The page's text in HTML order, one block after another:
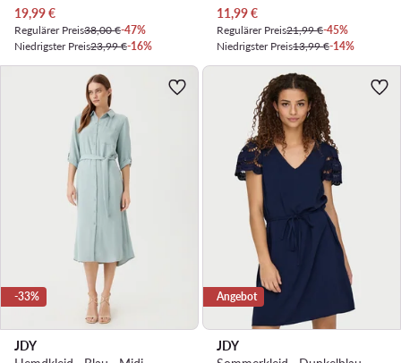
Aktueller Preis
19,99€
Regulärer Preis38,00 €-47%
Niedrigster Preis23,99 €-16%
Aktueller Preis
11,99€
Regulärer Preis21,99 €-45%
Niedrigster Preis13,99 €-14%
-33%
JDY
Angebot
JDY